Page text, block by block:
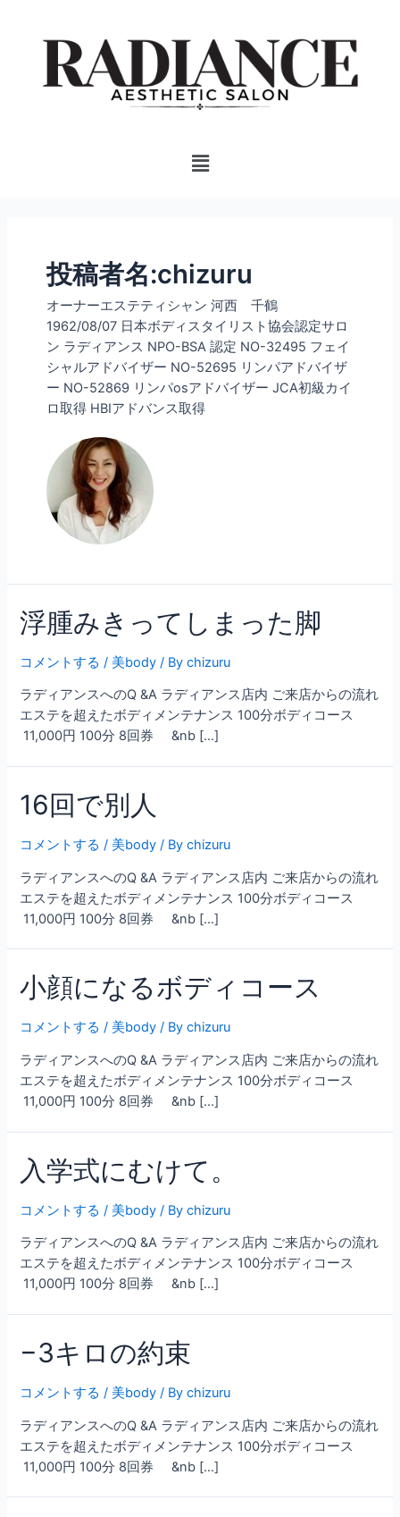
Menu
投稿者名:chizuru
オーナーエステティシャン 河西 千鶴
1962/08/07 日本ボディスタイリスト協会認定サロ
ン ラディアンス NPO-BSA 認定 NO-32495 フェイ
シャルアドバイザー NO-52695 リンパアドバイザ
ー NO-52869 リンパosアドバイザー JCA初級カイ
ロ取得 HBIアドバンス取得
浮腫みきってしまった脚
コメントする / 美body / Bychizuru
ラディアンスへのQ &A ラディアンス店内 ご来店からの流れ
エステを超えたボディメンテナンス 100分ボディコース
11,000円 100分 8回券 &nb […]
16回で別人
コメントする / 美body / Bychizuru
ラディアンスへのQ &A ラディアンス店内 ご来店からの流れ
エステを超えたボディメンテナンス 100分ボディコース
11,000円 100分 8回券 &nb […]
小顔になるボディコース
コメントする / 美body / Bychizuru
ラディアンスへのQ &A ラディアンス店内 ご来店からの流れ
エステを超えたボディメンテナンス 100分ボディコース
11,000円 100分 8回券 &nb […]
入学式にむけて。
コメントする / 美body / Bychizuru
ラディアンスへのQ &A ラディアンス店内 ご来店からの流れ
エステを超えたボディメンテナンス 100分ボディコース
11,000円 100分 8回券 &nb […]
−3キロの約束
コメントする / 美body / Bychizuru
ラディアンスへのQ &A ラディアンス店内 ご来店からの流れ
エステを超えたボディメンテナンス 100分ボディコース
11,000円 100分 8回券 &nb […]